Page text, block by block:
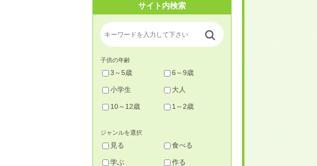
サイト内検索
子供の年齢
3～5歳 6～9歳
小学生 大人
10～12歳 1～2歳
ジャンルを選択
見る 食べる
学ぶ 作る